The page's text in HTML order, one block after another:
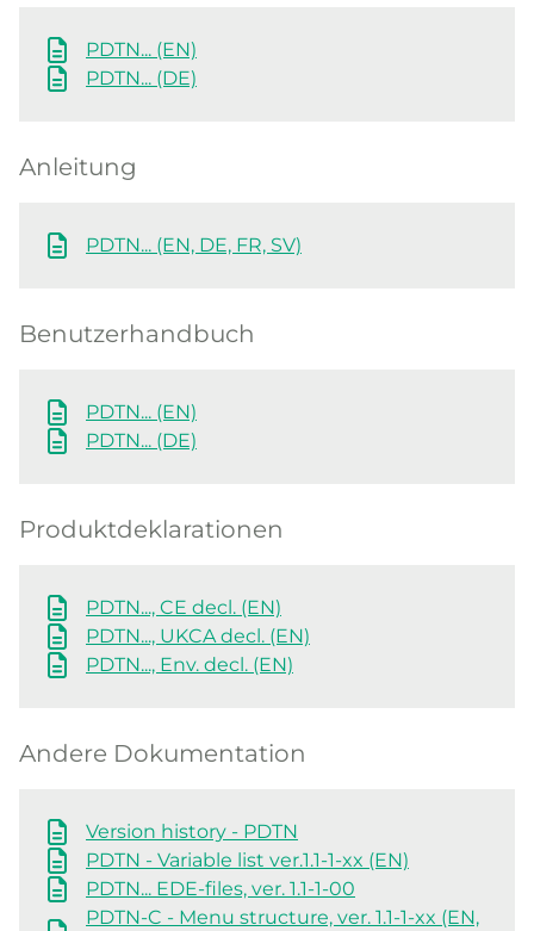
PDTN... (EN)
PDTN... (DE)
Anleitung
PDTN... (EN, DE, FR, SV)
Benutzerhandbuch
PDTN... (EN)
PDTN... (DE)
Produktdeklarationen
PDTN..., CE decl. (EN)
PDTN..., UKCA decl. (EN)
PDTN..., Env. decl. (EN)
Andere Dokumentation
Version history - PDTN
PDTN - Variable list ver.1.1-1-xx (EN)
PDTN... EDE-files, ver. 1.1-1-00
PDTN-C - Menu structure, ver. 1.1-1-xx (EN,